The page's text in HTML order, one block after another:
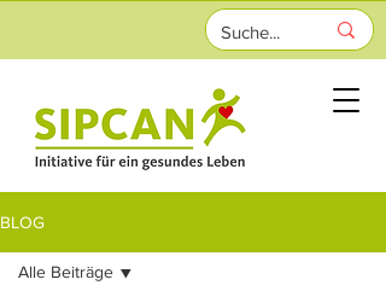
BLOG
Alle Beiträge